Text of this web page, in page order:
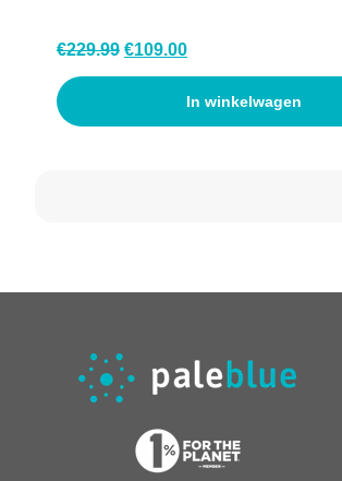
€229.99 Oorspronkelijke
€229.99.
€109.00Huidige
€109.00.
In winkelwagen